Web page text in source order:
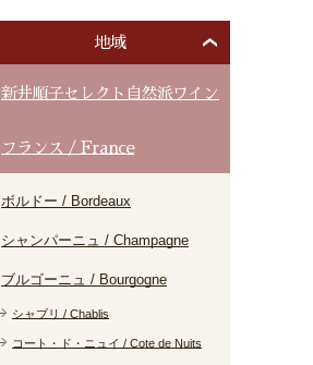
地域
新井順子セレクト自然派ワイン
フランス / France
ボルドー / Bordeaux
シャンパーニュ / Champagne
ブルゴーニュ / Bourgogne
シャブリ / Chablis
コート・ド・ニュイ / Cote de Nuits